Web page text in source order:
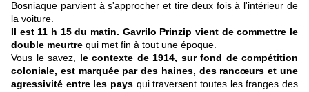
Bosniaque parvient à s'approcher et tire deux fois à l'intérieur de
la voiture.
Il est 11 h 15 du matin. Gavrilo Prinzip vient de commettre le
double meurtre qui met fin à tout une époque.
Vous le savez, le contexte de 1914, sur fond de compétition
coloniale, est marquée par des haines, des rancœurs et une
agressivité entre les pays qui traversent toutes les franges des